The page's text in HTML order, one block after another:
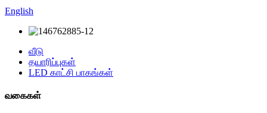
English
வீடு
தயாரிப்புகள்
LED காட்சி பாகங்கள்
வகைகள்